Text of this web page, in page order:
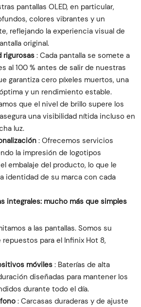
pantallas OLED, en particular,
colores vibrantes y un
reflejando la experiencia visual de
original.
rigurosas : Cada pantalla se somete a
al 100 % antes de salir de nuestras
garantiza cero píxeles muertos, una
y un rendimiento estable.
que el nivel de brillo supere los
una visibilidad nítida incluso en
luz.
: Ofrecemos servicios
la impresión de logotipos
embalaje del producto, lo que le
identidad de su marca con cada
integrales: mucho más que simples
a las pantallas. Somos su
para el Infinix Hot 8,
móviles: Baterías de alta
diseñadas para mantener los
durante todo el día.
: Carcasas duraderas y de ajuste